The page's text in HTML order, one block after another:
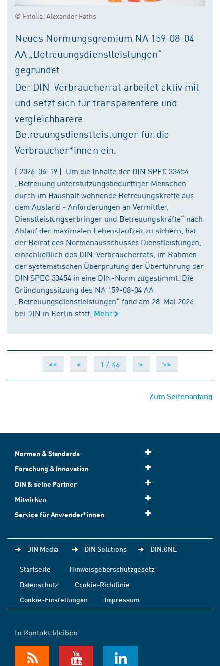
© Fotolia: Alexander Raths
Neues Normungsgremium NA 159-08-04
AA „Betreuungsdienstleistungen“
gegründet
Der DIN-Verbraucherrat arbeitet aktiv mit
und setzt sich für transparentere und
vergleichbarere
Betreuungsdienstleistungen für die
Verbraucher*innen ein.
( 2026-06-19 ) Um die Inhalte der DIN SPEC 33454
„Betreuung unterstützungsbedürftiger Menschen
durch im Haushalt wohnende Betreuungskräfte aus
dem Ausland - Anforderungen an Vermittler,
Dienstleistungserbringer und Betreuungskräfte“ nach
Ablauf der maximalen Lebenslaufzeit zu sichern, hat
der Beirat des Normenausschusses Dienstleistungen,
einschließlich des DIN-Verbraucherrats, im Rahmen
der systematischen Überprüfung der Überführung der
DIN SPEC 33454 in eine DIN-Norm zugestimmt. Die
Gründungssitzung des NA 159-08-04 AA
„Betreuungsdienstleistungen“ fand am 28. Mai 2026
bei DIN in Berlin statt. Mehr
<< < 1 / 46 > >>
Zum Seitenanfang
Normen & Standards
Forschung & Innovation
DIN & seine Partner
Mitwirken
Service für Anwender*innen
DIN Media DIN Solutions DIN.ONE
Startseite
Hinweisgeberschutzgesetz
Datenschutz
Cookie-Richtlinie
Cookie-Einstellungen
Impressum
In Kontakt bleiben